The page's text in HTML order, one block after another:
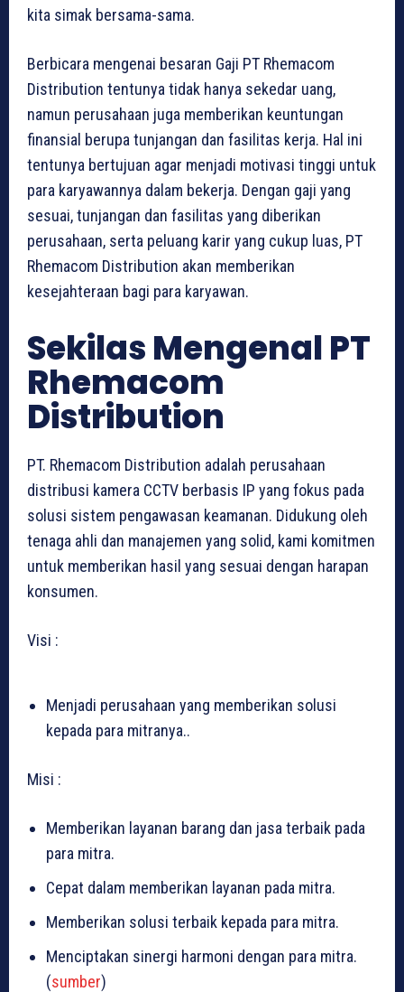
kita simak bersama-sama.
Berbicara mengenai besaran Gaji PT Rhemacom
Distribution tentunya tidak hanya sekedar uang,
namun perusahaan juga memberikan keuntungan
finansial berupa tunjangan dan fasilitas kerja. Hal ini
tentunya bertujuan agar menjadi motivasi tinggi untuk
para karyawannya dalam bekerja. Dengan gaji yang
sesuai, tunjangan dan fasilitas yang diberikan
perusahaan, serta peluang karir yang cukup luas, PT
Rhemacom Distribution akan memberikan
kesejahteraan bagi para karyawan.
Sekilas Mengenal PT
Rhemacom
Distribution
PT. Rhemacom Distribution adalah perusahaan
distribusi kamera CCTV berbasis IP yang fokus pada
solusi sistem pengawasan keamanan. Didukung oleh
tenaga ahli dan manajemen yang solid, kami komitmen
untuk memberikan hasil yang sesuai dengan harapan
konsumen.
Visi :
Menjadi perusahaan yang memberikan solusi
kepada para mitranya..
Misi :
Memberikan layanan barang dan jasa terbaik pada
para mitra.
Cepat dalam memberikan layanan pada mitra.
Memberikan solusi terbaik kepada para mitra.
Menciptakan sinergi harmoni dengan para mitra.
(sumber)